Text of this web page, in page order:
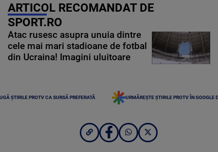
ARTICOL RECOMANDAT DE
SPORT.RO
Atac rusesc asupra unuia dintre
cele mai mari stadioane de fotbal
din Ucraina! Imagini uluitoare
ȘTIRILE PROTV CA SURSĂ PREFERATĂ URMĂREȘTE ȘTIRILE PROTV ÎN GOOGLE